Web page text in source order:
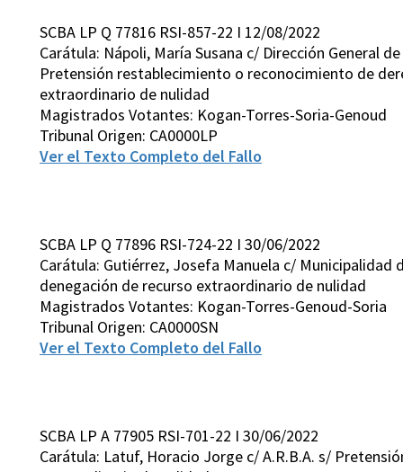
SCBA LP Q 77816 RSI-857-22 I 12/08/2022
Carátula: Nápoli, María Susana c/ Dirección General
Pretensión restablecimiento o reconocimiento de
extraordinario de nulidad
Magistrados Votantes: Kogan-Torres-Soria-Genoud
Tribunal Origen: CA0000LP
Ver el Texto Completo del Fallo
SCBA LP Q 77896 RSI-724-22 I 30/06/2022
Carátula: Gutiérrez, Josefa Manuela c/
denegación de recurso extraordinario de nulidad
Magistrados Votantes: Kogan-Torres-Genoud-Soria
Tribunal Origen: CA0000SN
Ver el Texto Completo del Fallo
SCBA LP A 77905 RSI-701-22 I 30/06/2022
Carátula: Latuf, Horacio Jorge c/ A.R.B.A. s/